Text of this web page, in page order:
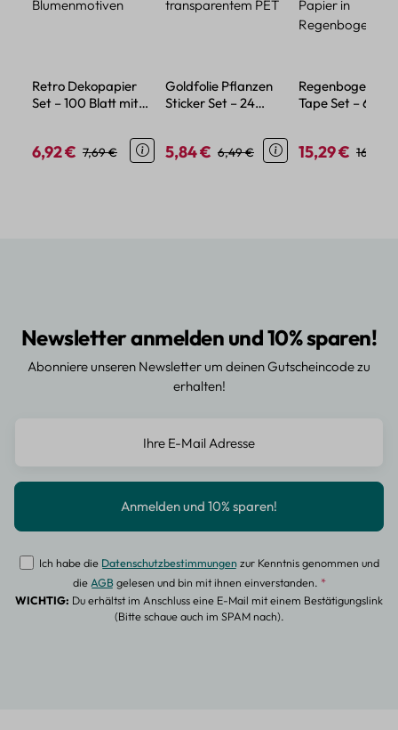
Retro Dekopapier
Set – 100 Blatt mit
Verkaufspreis:
6,92 € Regulärer Preis:
7,69 €
Goldfolie Pflanzen
Sticker Set – 24
transparentem PET
Verkaufspreis:
5,84 € Regulärer Preis:
6,49 €
Regenbogen
Tape Set – 60
Verkaufspreis:
15,29 € 16,99 €
Newsletter anmelden und 10% sparen!
Abonniere unseren Newsletter um deinen Gutscheincode zu
erhalten!
Ich habe die Datenschutzbestimmungenzur Kenntnis genommen und
dieAGBgelesen und bin mit ihnen einverstanden. *
WICHTIG: Du erhältst im Anschluss eine E-Mail mit einem Bestätigungslink
(Bitte schaue auch im SPAM nach).